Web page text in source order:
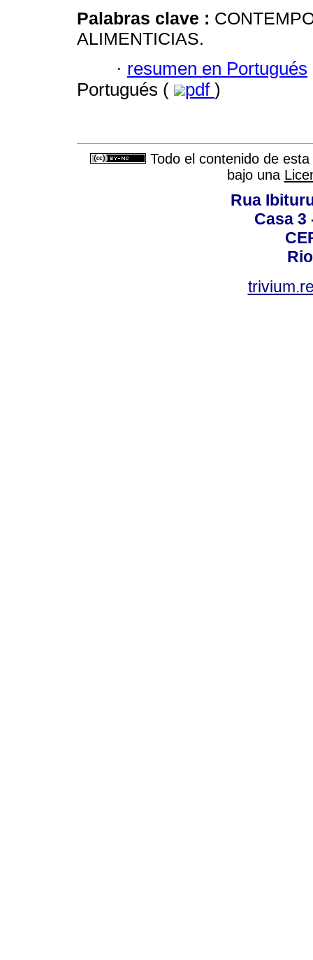
Palabras clave :
ALIMENTICIAS.
· resumen en Portugués
Portugués (
pdf )
Todo el contenido de
bajo una
Rua
Casa 3